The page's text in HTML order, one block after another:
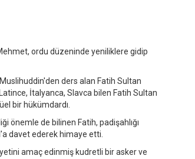
ordu düzeninde yeniliklere gidip
ders alan Fatih Sultan
İtalyanca, Slavca bilen Fatih Sultan
bir hükümdardı.
önemle de bilinen Fatih, padişahlığı
davet ederek himaye etti.
amaç edinmiş kudretli bir asker ve